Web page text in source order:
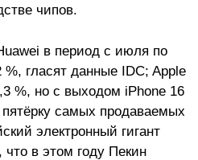
чипов.
в период с июля по
гласят данные IDC; Apple
%, но с выходом iPhone 16
пятёрку самых продаваемых
электронный гигант
что в этом году Пекин